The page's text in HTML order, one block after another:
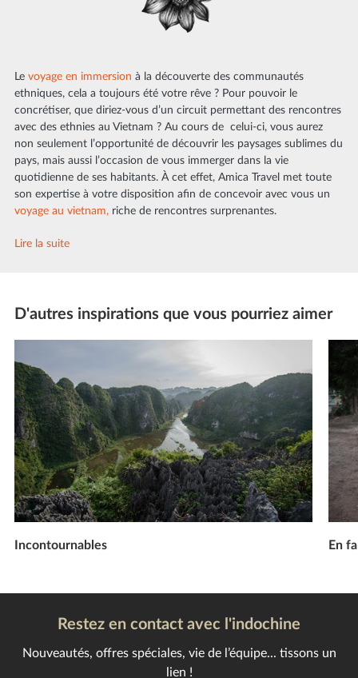
Le voyage en immersion à la découverte des communautés
ethniques, cela a toujours été votre rêve ? Pour pouvoir le
concrétiser, que diriez-vous d’un circuit permettant des rencontres
avec des ethnies au Vietnam ? Au cours de celui-ci, vous aurez
non seulement l’opportunité de découvrir les paysages sublimes du
pays, mais aussi l’occasion de vous immerger dans la vie
quotidienne de ses habitants. À cet effet, Amica Travel met toute
son expertise à votre disposition afin de concevoir avec vous un
voyage au vietnam,riche de rencontres surprenantes.
Lire la suite
D'autres inspirations que vous pourriez aimer
Incontournables En
Restez en contact avec l'indochine
Nouveautés, offres spéciales, vie de l’équipe... tissons un
lien !